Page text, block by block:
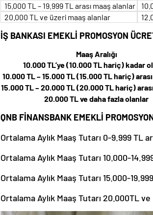
15.000 TL – 19.999 TL arası maaş alanlar
20.000 TL ve üzeri maaş alanlar
İŞ BANKASI EMEKLİ PROMOSYON
Maaş Aralığı
10.000 TL’ye (10.000 TL hariç) kadar
10.000 TL – 15.000 TL (15.000 TL hariç)
15.000 TL – 20.000 TL (20.000 TL hariç)
20.000 TL ve daha fazla olanlar
QNB FİNANSBANK EMEKLİ
Ortalama Aylık Maaş Tutarı 0-9.999 TL
Ortalama Aylık Maaş Tutarı 10.000-
Ortalama Aylık Maaş Tutarı 15.000-
Ortalama Aylık Maaş Tutarı 20.000TL